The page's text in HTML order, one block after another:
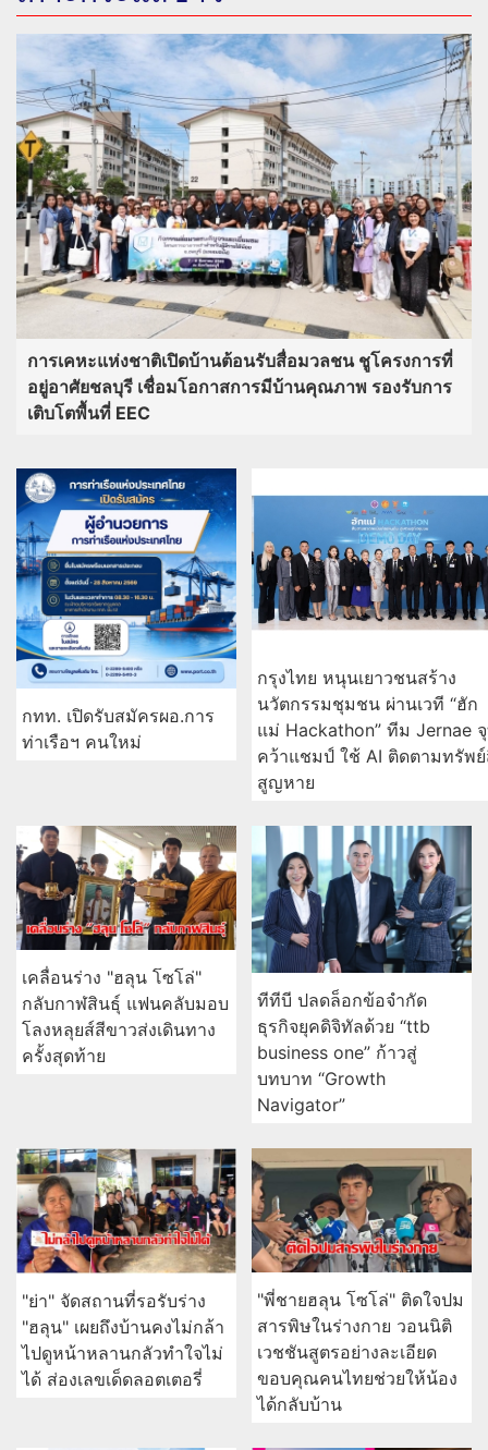
การเคหะแห่งชาติเปิดบ้านต้อนรับสื่อมวลชน ชูโครงการที่
อยู่อาศัยชลบุรี เชื่อมโอกาสการมีบ้านคุณภาพ รองรับการ
เติบโตพื้นที่ EEC
กทท. เปิดรับสมัครผอ.การ
ท่าเรือฯ คนใหม่
กรุงไทย หนุนเยาวชนสร้าง
นวัตกรรมชุมชน ผ่านเวที “ฮัก
แม่ Hackathon” ทีม Jernae
คว้าแชมป์ ใช้ AI ติดตามทรัพ
สูญหาย
เคลื่อนร่าง "ฮลุน โซโล่"
กลับกาฬสินธุ์ แฟนคลับมอบ
โลงหลุยส์สีขาวส่งเดินทาง
ครั้งสุดท้าย
ทีทีบี ปลดล็อกข้อจำกัด
ธุรกิจยุคดิจิทัลด้วย “ttb
business one” ก้าวสู่
บทบาท “Growth
Navigator”
"ย่า" จัดสถานที่รอรับร่าง
"ฮลุน" เผยถึงบ้านคงไม่กล้า
ไปดูหน้าหลานกลัวทำใจไม่
ได้ ส่องเลขเด็ดลอตเตอรี่
"พี่ชายฮลุน โซโล่" ติดใจปม
สารพิษในร่างกาย วอนนิติ
เวชชันสูตรอย่างละเอียด
ขอบคุณคนไทยช่วยให้น้อง
ได้กลับบ้าน